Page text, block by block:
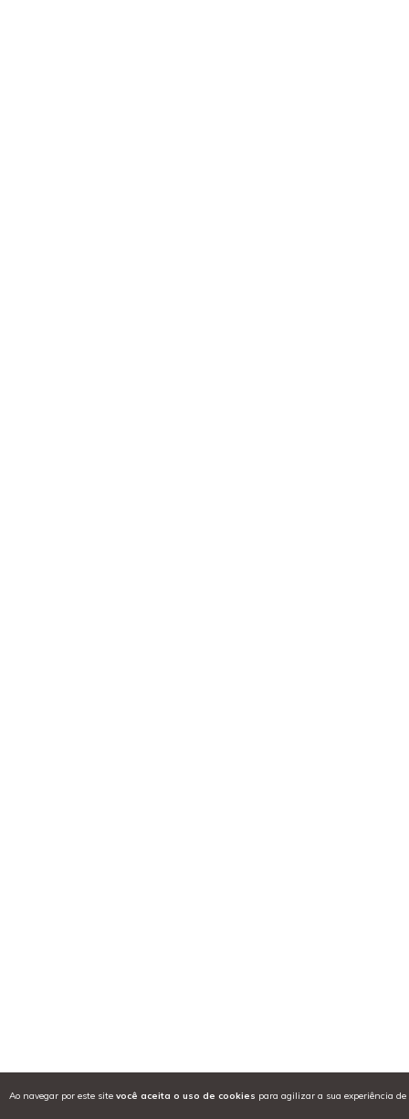
Ao navegar por este site você aceita o uso de cookies para agilizar a sua experiência de